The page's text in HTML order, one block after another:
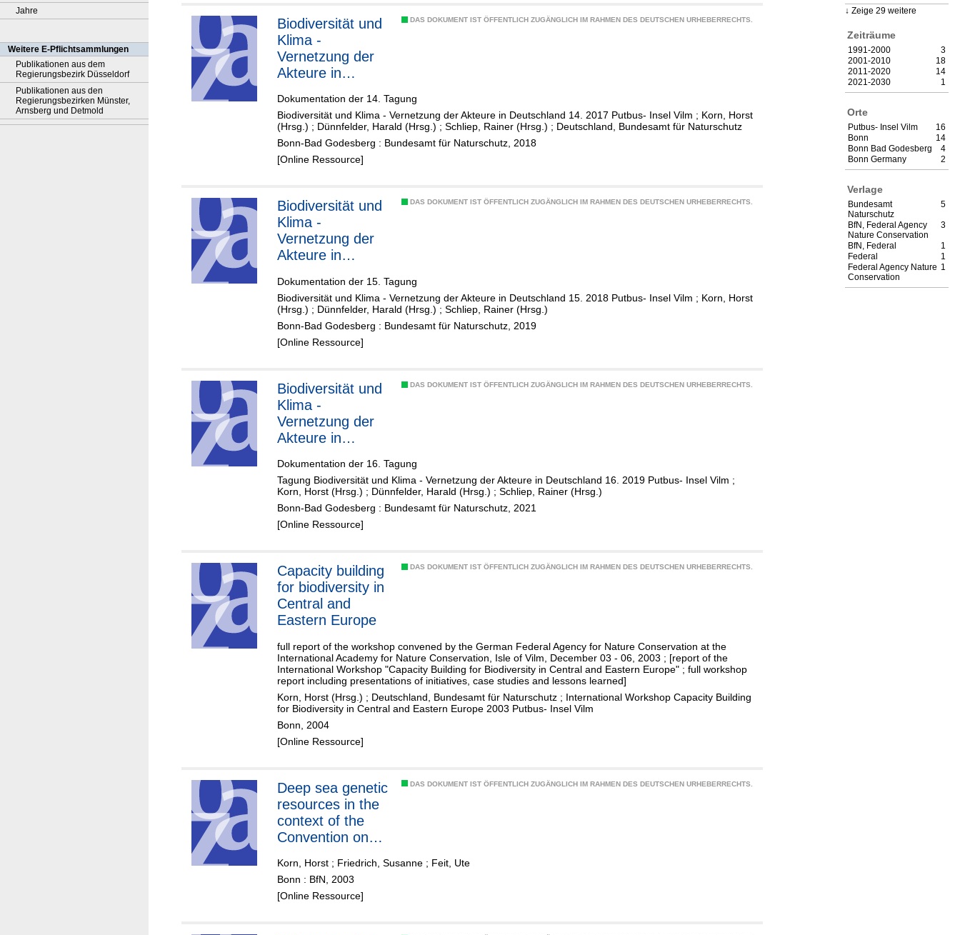
Jahre
Weitere E-Pflichtsammlungen
Publikationen aus dem
Regierungsbezirk Düsseldorf
Publikationen aus den
Regierungsbezirken Münster,
Arnsberg und Detmold
Zeige 29 weitere
Zeiträume
3
1991-2000
18
2001-2010
14
2011-2020
1
2021-2030
Orte
16
Putbus- Insel Vilm
14
Bonn
4
Bonn Bad Godesberg
2
Bonn Germany
Verlage
5
Bundesamt
Naturschutz
3
BfN, Federal Agency
Nature Conservation
1
BfN, Federal
1
Federal
1
Federal Agency Nature
Conservation
DAS DOKUMENT IST ÖFFENTLICH ZUGÄNGLICH IM RAHMEN DES DEUTSCHEN URHEBERRECHTS.
Biodiversität und
Klima -
Vernetzung der
Akteure in
Dokumentation der 14. Tagung
Biodiversität und Klima - Vernetzung der Akteure in Deutschland 14. 2017 Putbus- Insel Vilm ; Korn, Horst
(Hrsg.) ; Dünnfelder, Harald (Hrsg.) ; Schliep, Rainer (Hrsg.) ; Deutschland, Bundesamt für Naturschutz
Bonn-Bad Godesberg : Bundesamt für Naturschutz, 2018
[Online Ressource]
DAS DOKUMENT IST ÖFFENTLICH ZUGÄNGLICH IM RAHMEN DES DEUTSCHEN URHEBERRECHTS.
Biodiversität und
Klima -
Vernetzung der
Akteure in
Dokumentation der 15. Tagung
Biodiversität und Klima - Vernetzung der Akteure in Deutschland 15. 2018 Putbus- Insel Vilm ; Korn, Horst
(Hrsg.) ; Dünnfelder, Harald (Hrsg.) ; Schliep, Rainer (Hrsg.)
Bonn-Bad Godesberg : Bundesamt für Naturschutz, 2019
[Online Ressource]
DAS DOKUMENT IST ÖFFENTLICH ZUGÄNGLICH IM RAHMEN DES DEUTSCHEN URHEBERRECHTS.
Biodiversität und
Klima -
Vernetzung der
Akteure in
Dokumentation der 16. Tagung
Tagung Biodiversität und Klima - Vernetzung der Akteure in Deutschland 16. 2019 Putbus- Insel Vilm ;
Korn, Horst (Hrsg.) ; Dünnfelder, Harald (Hrsg.) ; Schliep, Rainer (Hrsg.)
Bonn-Bad Godesberg : Bundesamt für Naturschutz, 2021
[Online Ressource]
DAS DOKUMENT IST ÖFFENTLICH ZUGÄNGLICH IM RAHMEN DES DEUTSCHEN URHEBERRECHTS.
Capacity building
for biodiversity in
Central and
Eastern Europe
full report of the workshop convened by the German Federal Agency for Nature Conservation at the
International Academy for Nature Conservation, Isle of Vilm, December 03 - 06, 2003 ; [report of the
International Workshop "Capacity Building for Biodiversity in Central and Eastern Europe" ; full workshop
report including presentations of initiatives, case studies and lessons learned]
Korn, Horst (Hrsg.) ; Deutschland, Bundesamt für Naturschutz ; International Workshop Capacity Building
for Biodiversity in Central and Eastern Europe 2003 Putbus- Insel Vilm
Bonn, 2004
[Online Ressource]
DAS DOKUMENT IST ÖFFENTLICH ZUGÄNGLICH IM RAHMEN DES DEUTSCHEN URHEBERRECHTS.
Deep sea genetic
resources in the
context of the
Convention on
Diversity and the
United Nations
Convention on
Korn, Horst ; Friedrich, Susanne ; Feit, Ute
Bonn : BfN, 2003
[Online Ressource]